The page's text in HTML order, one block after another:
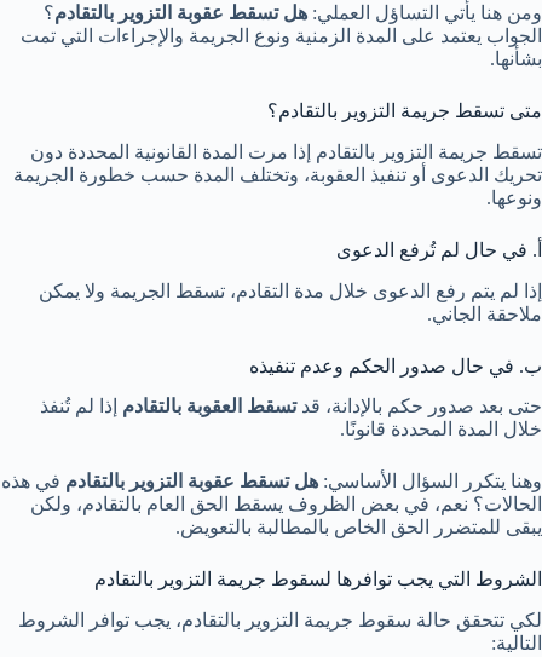
ومن هنا يأتي التساؤل العملي: هل تسقط عقوبة التزوير بالتقادم؟
الجواب يعتمد على المدة الزمنية ونوع الجريمة والإجراءات التي تمت
بشأنها.
متى تسقط جريمة التزوير بالتقادم؟
تسقط جريمة التزوير بالتقادم إذا مرت المدة القانونية المحددة دون
تحريك الدعوى أو تنفيذ العقوبة، وتختلف المدة حسب خطورة الجريمة
ونوعها.
أ. في حال لم تُرفع الدعوى
إذا لم يتم رفع الدعوى خلال مدة التقادم، تسقط الجريمة ولا يمكن
ملاحقة الجاني.
ب. في حال صدور الحكم وعدم تنفيذه
حتى بعد صدور حكم بالإدانة، قدتسقط العقوبة بالتقادم إذا لم تُنفذ
خلال المدة المحددة قانونًا.
وهنا يتكرر السؤال الأساسي: هل تسقط عقوبة التزوير بالتقادم في هذه
الحالات؟ نعم، في بعض الظروف يسقط الحق العام بالتقادم، ولكن
يبقى للمتضرر الحق الخاص بالمطالبة بالتعويض.
الشروط التي يجب توافرها لسقوط جريمة التزوير بالتقادم
لكي تتحقق حالة سقوط جريمة التزوير بالتقادم، يجب توافر الشروط
التالية: